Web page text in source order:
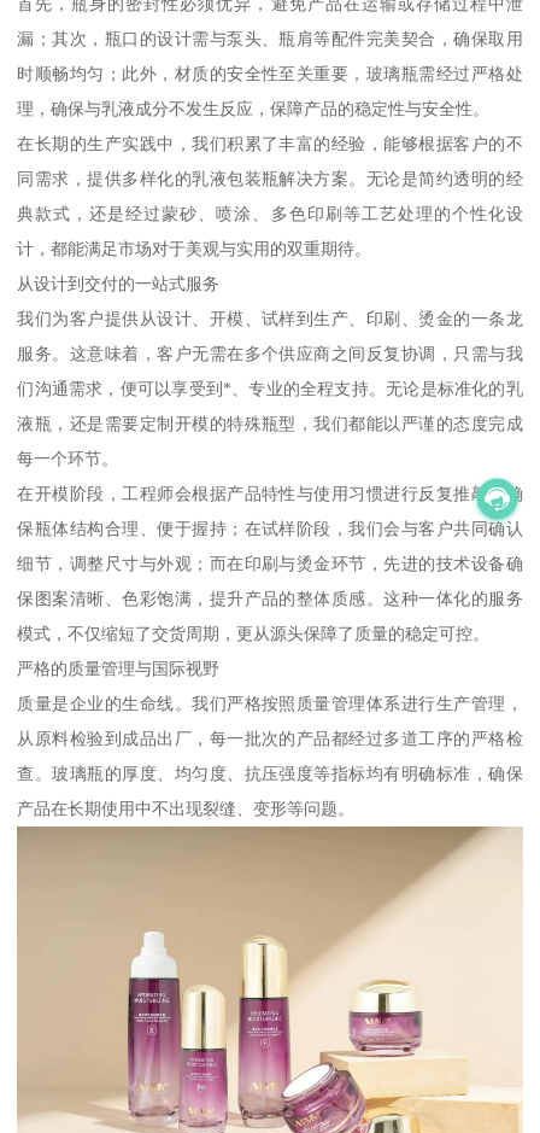
漏；其次，瓶口的设计需与泵头、瓶肩等配件完美契合，确保取用
时顺畅均匀；此外，材质的安全性至关重要，玻璃瓶需经过严格处
理，确保与乳液成分不发生反应，保障产品的稳定性与安全性。
在长期的生产实践中，我们积累了丰富的经验，能够根据客户的不
同需求，提供多样化的乳液包装瓶解决方案。无论是简约透明的经
典款式，还是经过蒙砂、喷涂、多色印刷等工艺处理的个性化设
计，都能满足市场对于美观与实用的双重期待。
从设计到交付的一站式服务
我们为客户提供从设计、开模、试样到生产、印刷、烫金的一条龙
服务。这意味着，客户无需在多个供应商之间反复协调，只需与我
们沟通需求，便可以享受到*、专业的全程支持。无论是标准化的乳
液瓶，还是需要定制开模的特殊瓶型，我们都能以严谨的态度完成
每一个环节。
在开模阶段，工程师会根据产品特性与使用习惯进行反复推敲，确
保瓶体结构合理、便于握持；在试样阶段，我们会与客户共同确认
细节，调整尺寸与外观；而在印刷与烫金环节，先进的技术设备确
保图案清晰、色彩饱满，提升产品的整体质感。这种一体化的服务
模式，不仅缩短了交货周期，更从源头保障了质量的稳定可控。
严格的质量管理与国际视野
质量是企业的生命线。我们严格按照质量管理体系进行生产管理，
从原料检验到成品出厂，每一批次的产品都经过多道工序的严格检
查。玻璃瓶的厚度、均匀度、抗压强度等指标均有明确标准，确保
产品在长期使用中不出现裂缝、变形等问题。